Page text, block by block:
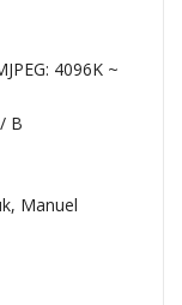
4096K ~
B
Manuel